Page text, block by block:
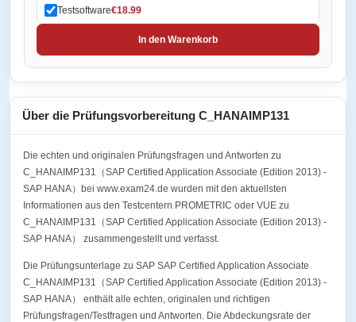
Testsoftware€18.99
In den Warenkorb
Über die Prüfungsvorbereitung C_HANAIMP131
Die echten und originalen Prüfungsfragen und Antworten zu
C_HANAIMP131（SAP Certified Application Associate (Edition 2013) -
SAP HANA）bei www.exam24.de wurden mit den aktuellsten
Informationen aus den Testcentern PROMETRIC oder VUE zu
C_HANAIMP131（SAP Certified Application Associate (Edition 2013) -
SAP HANA） zusammengestellt und verfasst.
Die Prüfungsunterlage zu SAP SAP Certified Application Associate
C_HANAIMP131（SAP Certified Application Associate (Edition 2013) -
SAP HANA） enthält alle echten, originalen und richtigen
Prüfungsfragen/Testfragen und Antworten. Die Abdeckungsrate der